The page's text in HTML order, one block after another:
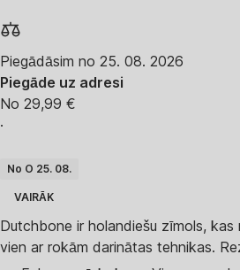
Piegādāsim no 25. 08. 2026
Piegāde uz adresi
No 29,99 €
·
No O 25. 08.
VAIRĀK
Dutchbone ir holandiešu zīmols,
vien ar rokām darinātas tehnikas.